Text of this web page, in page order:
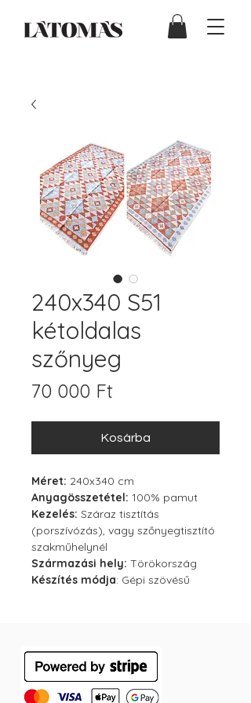
240x340 S51
kétoldalas
szőnyeg
70 000 FtÁr
Kosárba
Méret: 240x340 cm
Anyagösszetétel: 100% pamut
Kezelés: Száraz tisztítás
(porszívózás), vagy szőnyegtisztító
szakműhelynél
Származási hely: Törökország
Készítés módja: Gépi szövésű